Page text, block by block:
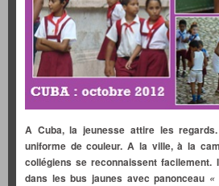
A Cuba, la jeunesse attire les
uniforme de couleur. A la ville, à la
collégiens se reconnaissent facilement.
dans les bus jaunes avec panonceau «